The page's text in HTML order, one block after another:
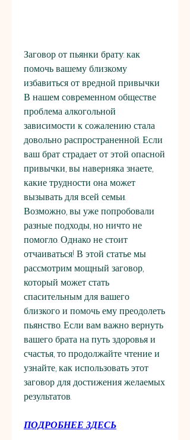
Заговор от пьянки брату: как
помочь вашему близкому
избавиться от вредной привычки
В нашем современном обществе
проблема алкогольной
зависимости к сожалению стала
довольно распространенной. Если
ваш брат страдает от этой опасной
привычки, вы наверняка знаете,
какие трудности она может
вызывать для всей семьи.
Возможно, вы уже попробовали
разные подходы, но ничто не
помогло. Однако не стоит
отчаиваться! В этой статье мы
рассмотрим мощный заговор,
который может стать
спасительным для вашего
близкого и помочь ему преодолеть
пьянство. Если вам важно вернуть
вашего брата на путь здоровья и
счастья, то продолжайте чтение и
узнайте, как использовать этот
заговор для достижения желаемых
результатов.
ПОДРОБНЕЕ ЗДЕСЬ